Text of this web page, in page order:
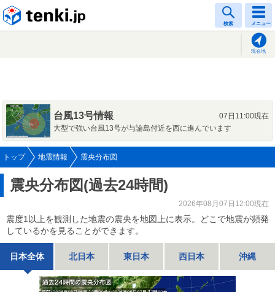
検索 メニュー
現在地
台風13号情報
07日11:00現在
大型で強い台風13号が与論島付近を西に進んでいます
トップ 地震情報 震央分布図
震央分布図(過去24時間)
2026年08月07日12:00現在
震度1以上を観測した地震の震央を地図上に表示。どこで地震が頻発
しているかを見ることができます。
日本全体 北日本 東日本 西日本 沖縄